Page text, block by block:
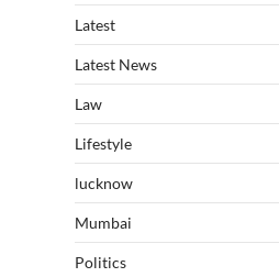
Latest
Latest News
Law
Lifestyle
lucknow
Mumbai
Politics